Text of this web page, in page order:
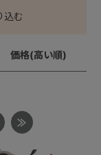
込む
価格(高い順)